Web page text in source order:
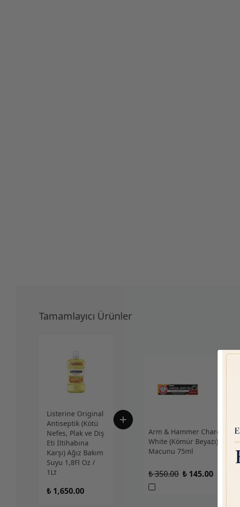
Tamamlayıcı Ürünler
Listerine Original
Antiseptik (Kötü
Nefes, Plak ve Diş
Eti İltihabına
Karşı) Ağız Bakım
Suyu 1,8Fl Oz /
1Lt
₺ 1,650.00
Arm & Hammer Charcoal
White (Kömür Beyazı) Diş
Macunu 75ml
₺ 350.00 ₺ 145.00